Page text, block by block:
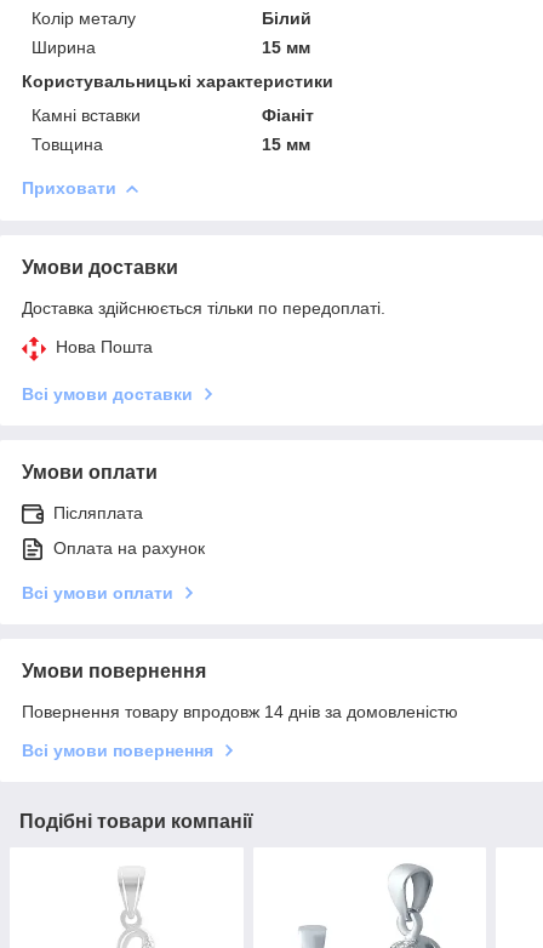
Колір металу
Білий
Ширина
15 мм
Користувальницькі характеристики
Камні вставки
Фіаніт
Товщина
15 мм
Приховати
Умови доставки
Доставка здійснюється тільки по передоплаті.
Нова Пошта
Всі умови доставки
Умови оплати
Післяплата
Оплата на рахунок
Всі умови оплати
Умови повернення
Повернення товару впродовж 14 днів за домовленістю
Всі умови повернення
Подібні товари компанії